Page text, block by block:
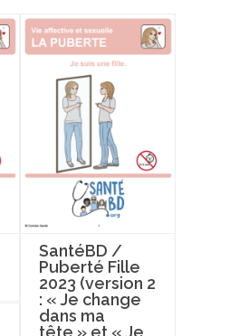
SantéBD /
Puberté Fille
2023 (version 2
: « Je change
dans ma
tête » et « Je